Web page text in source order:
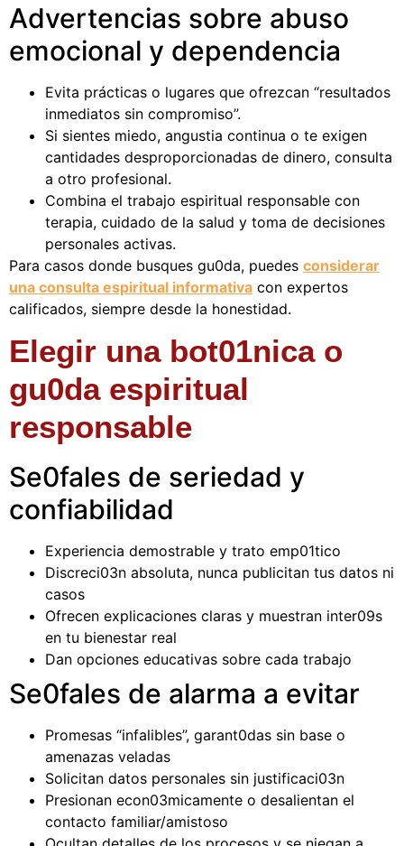
Advertencias sobre abuso
emocional y dependencia
Evita prácticas o lugares que ofrezcan “resultados
inmediatos sin compromiso”.
Si sientes miedo, angustia continua o te exigen
cantidades desproporcionadas de dinero, consulta
a otro profesional.
Combina el trabajo espiritual responsable con
terapia, cuidado de la salud y toma de decisiones
personales activas.
Para casos donde busques gu0da, puedes considerar
una consulta espiritual informativa con expertos
calificados, siempre desde la honestidad.
Elegir una bot01nica o
gu0da espiritual
responsable
Se0fales de seriedad y
confiabilidad
Experiencia demostrable y trato emp01tico
Discreci03n absoluta, nunca publicitan tus datos ni
casos
Ofrecen explicaciones claras y muestran inter09s
en tu bienestar real
Dan opciones educativas sobre cada trabajo
Se0fales de alarma a evitar
Promesas “infalibles”, garant0das sin base o
amenazas veladas
Solicitan datos personales sin justificaci03n
Presionan econ03micamente o desalientan el
contacto familiar/amistoso